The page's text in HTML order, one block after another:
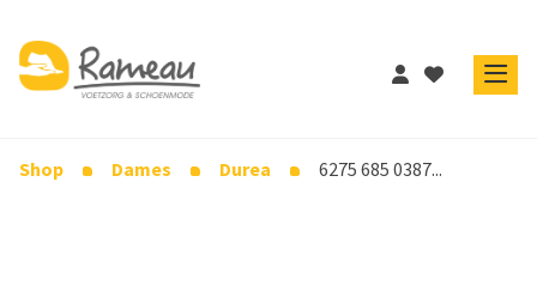
Shop Dames Durea 6275 685 0387...